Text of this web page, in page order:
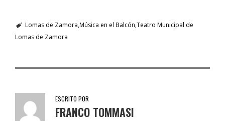
Lomas de Zamora Música en el Balcón Teatro Municipal de
Lomas de Zamora
ESCRITO POR
FRANCO TOMMASI